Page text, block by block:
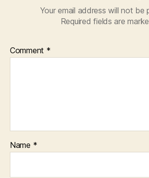
Your email address will not be
Required fields are
Comment *
Name *